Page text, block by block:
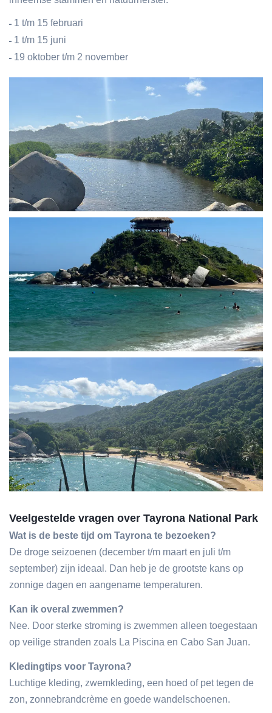
1 t/m 15 februari
1 t/m 15 juni
19 oktober t/m 2 november
Veelgestelde vragen over Tayrona National Park
Wat is de beste tijd om Tayrona te bezoeken?
De droge seizoenen (december t/m maart en juli t/m
september) zijn ideaal. Dan heb je de grootste kans op
zonnige dagen en aangename temperaturen.
Kan ik overal zwemmen?
Nee. Door sterke stroming is zwemmen alleen toegestaan
op veilige stranden zoals La Piscina en Cabo San Juan.
Kledingtips voor Tayrona?
Luchtige kleding, zwemkleding, een hoed of pet tegen de
zon, zonnebrandcrème en goede wandelschoenen.